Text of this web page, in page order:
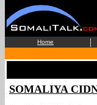
Home |
SOMALIYA